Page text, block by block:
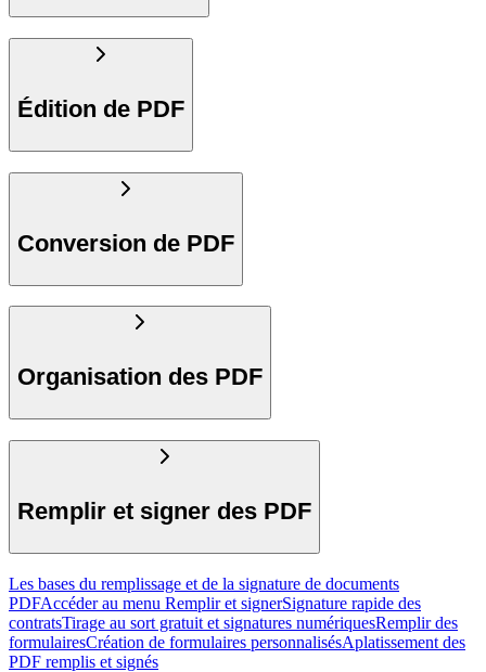
Édition de PDF
Conversion de PDF
Organisation des PDF
Remplir et signer des PDF
Les bases du remplissage et de la signature de documents
PDFAccéder au menu Remplir et signerSignature rapide des
contratsTirage au sort gratuit et signatures numériquesRemplir des
formulairesCréation de formulaires personnalisésAplatissement des
PDF remplis et signés